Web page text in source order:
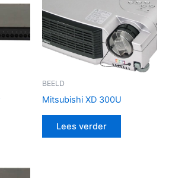
BEELD
Mitsubishi XD 300U
Lees verder